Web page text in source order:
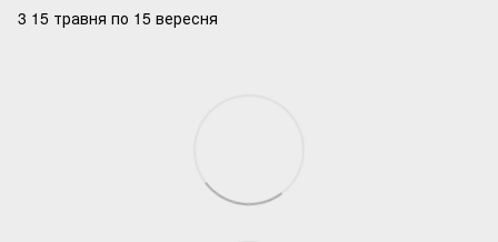
3 15 травня по 15 вересня